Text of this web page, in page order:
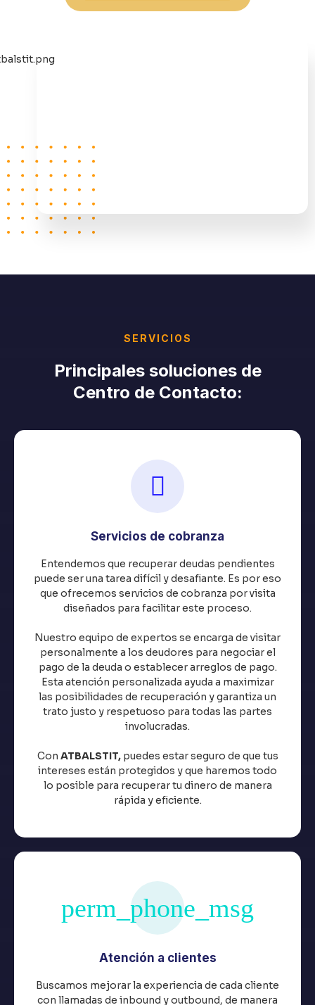
SERVICIOS
Principales soluciones de
Centro de Contacto:
Servicios de cobranza
Entendemos que recuperar deudas pendientes
puede ser una tarea difícil y desafiante. Es por eso
que ofrecemos servicios de cobranza por visita
diseñados para facilitar este proceso.
Nuestro equipo de expertos se encarga de visitar
personalmente a los deudores para negociar el
pago de la deuda o establecer arreglos de pago.
Esta atención personalizada ayuda a maximizar
las posibilidades de recuperación y garantiza un
trato justo y respetuoso para todas las partes
involucradas.
Con ATBALSTIT,puedes estar seguro de que tus
intereses están protegidos y que haremos todo
lo posible para recuperar tu dinero de manera
rápida y eficiente.
Atención a clientes
Buscamos mejorar la experiencia de cada cliente
con llamadas de inbound y outbound, de manera